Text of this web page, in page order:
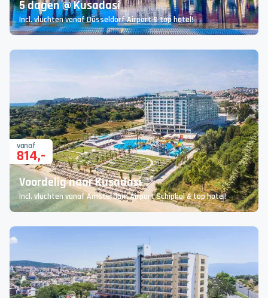
5 dagen @ Kusadasi
Incl. vluchten vanaf Düsseldorf Airport & top hotel!
vanaf
814,-
Voordelig naar Kusadasi
Incl. vluchten vanaf Amsterdam Airport Schiphol & top hotel!